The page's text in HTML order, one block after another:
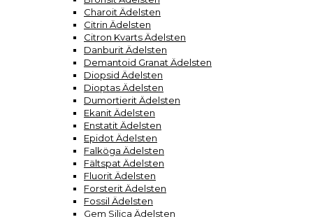
Charoit Ädelsten
Citrin Ädelsten
Citron Kvarts Ädelsten
Danburit Ädelsten
Demantoid Granat Ädelsten
Diopsid Ädelsten
Dioptas Ädelsten
Dumortierit Ädelsten
Ekanit Ädelsten
Enstatit Ädelsten
Epidot Ädelsten
Falköga Ädelsten
Fältspat Ädelsten
Fluorit Ädelsten
Forsterit Ädelsten
Fossil Ädelsten
Gem Silica Ädelsten